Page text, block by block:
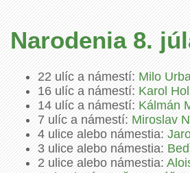
Narodenia 8.
22 ulíc a námestí:Milo
16 ulíc a námestí:Karol
14 ulíc a námestí:Kálmán
7 ulíc a námestí:Miroslav
4 ulice alebo námestia:
3 ulice alebo námestia:
2 ulice alebo námestia: